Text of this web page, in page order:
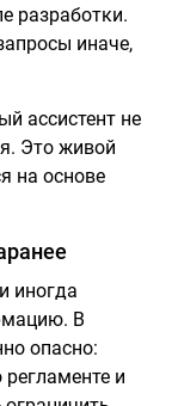
разработки.
иначе,
ассистент не
Это живой
на основе
иногда
В
опасно:
и